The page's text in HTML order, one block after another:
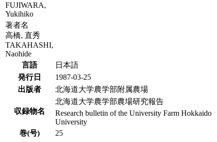
FUJIWARA,
Yukihiko
著者名
高橋, 直秀
TAKAHASHI,
Naohide
言語
日本語
発行日
1987-03-25
出版者
北海道大学農学部附属農場
収録物名
北海道大学農学部農場研究報告
Research bulletin of the University Farm Hokkaido
University
巻(号)
25